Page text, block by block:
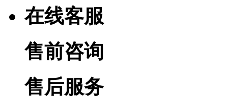
在线客服
售前咨询
售后服务